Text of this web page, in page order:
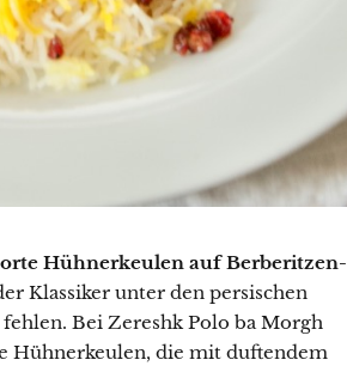
Hühnerkeulen auf Berberitzen-
Klassiker unter den persischen
Bei Zereshk Polo ba Morgh
Hühnerkeulen, die mit duftendem